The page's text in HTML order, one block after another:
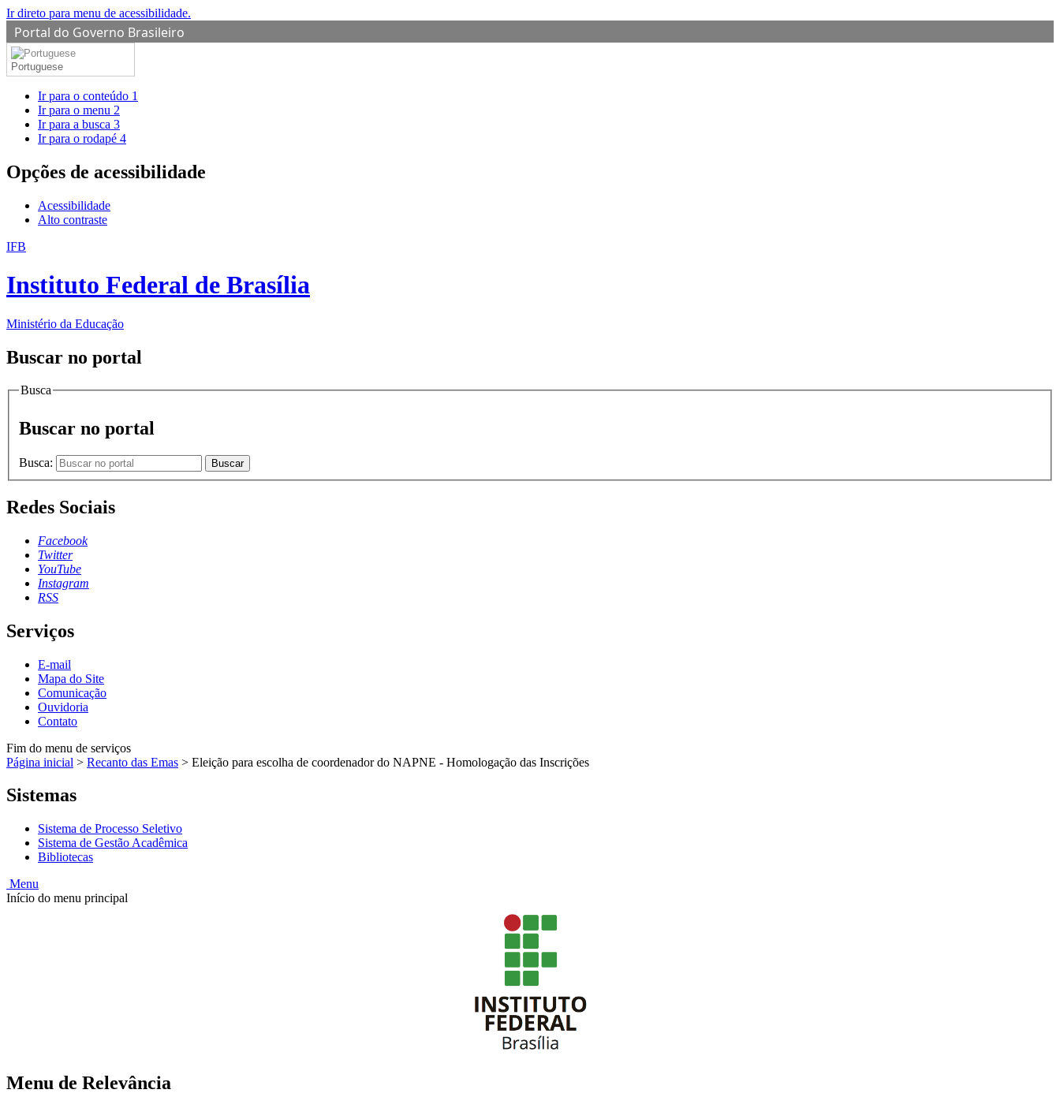
Ir direto para menu de acessibilidade.
Portal do Governo Brasileiro
Portuguese
Ir para o conteúdo 1
Ir para o menu 2
Ir para a busca 3
Ir para o rodapé 4
Opções de acessibilidade
Acessibilidade
Alto contraste
IFB
Instituto Federal de Brasília
Ministério da Educação
Buscar no portal
Busca
Buscar no portal
Busca: Buscar
Redes Sociais
Facebook
Twitter
YouTube
Instagram
RSS
Serviços
E-mail
Mapa do Site
Comunicação
Ouvidoria
Contato
Fim do menu de serviços
Página inicial > Recanto das Emas > Eleição para escolha de coordenador do NAPNE - Homologação das Inscrições
Sistemas
Sistema de Processo Seletivo
Sistema de Gestão Acadêmica
Bibliotecas
Menu
Início do menu principal
Menu de Relevância